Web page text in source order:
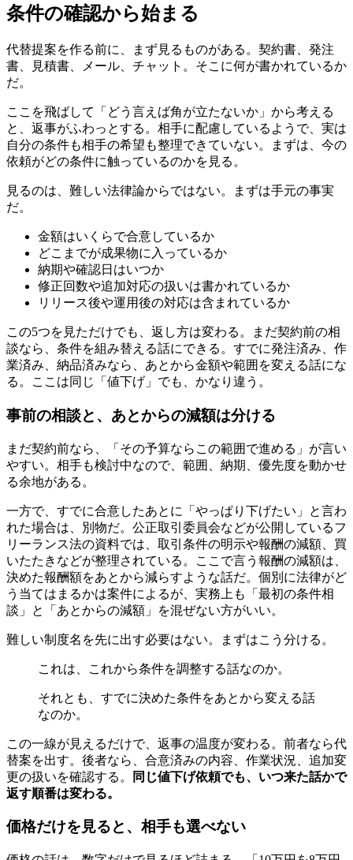
条件の確認から始まる
代替提案を作る前に、まず見るものがある。契約書、発注
書、見積書、メール、チャット。そこに何が書かれているか
だ。
ここを飛ばして「どう言えば角が立たないか」から考える
と、返事がふわっとする。相手に配慮しているようで、実は
自分の条件も相手の希望も整理できていない。まずは、今の
依頼がどの条件に触っているのかを見る。
見るのは、難しい法律論からではない。まずは手元の事実
だ。
金額はいくらで合意しているか
どこまでが成果物に入っているか
納期や確認日はいつか
修正回数や追加対応の扱いは書かれているか
リリース後や運用後の対応は含まれているか
この5つを見ただけでも、返し方は変わる。まだ契約前の相
談なら、条件を組み替える話にできる。すでに発注済み、作
業済み、納品済みなら、あとから金額や範囲を変える話にな
る。ここは同じ「値下げ」でも、かなり違う。
事前の相談と、あとからの減額は分ける
まだ契約前なら、「その予算ならこの範囲で進める」が言い
やすい。相手も検討中なので、範囲、納期、優先度を動かせ
る余地がある。
一方で、すでに合意したあとに「やっぱり下げたい」と言わ
れた場合は、別物だ。公正取引委員会などが公開しているフ
リーランス法の資料では、取引条件の明示や報酬の減額、買
いたたきなどが整理されている。ここで言う報酬の減額は、
決めた報酬額をあとから減らすような話だ。個別に法律がど
う当てはまるかは案件によるが、実務上も「最初の条件相
談」と「あとからの減額」を混ぜない方がいい。
難しい制度名を先に出す必要はない。まずはこう分ける。
これは、これから条件を調整する話なのか。
それとも、すでに決めた条件をあとから変える話
なのか。
この一線が見えるだけで、返事の温度が変わる。前者なら代
替案を出す。後者なら、合意済みの内容、作業状況、追加変
更の扱いを確認する。
同じ値下げ依頼でも、いつ来た話かで
返す順番は変わる。
価格だけを見ると、相手も選べない